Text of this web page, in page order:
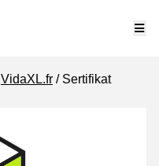
VidaXL.fr Sertifikat